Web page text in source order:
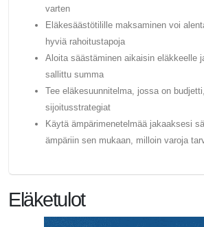
varten
Eläkesäästötilille maksaminen voi
hyviä rahoitustapoja
Aloita säästäminen aikaisin eläkkeelle
sallittu summa
Tee eläkesuunnitelma, jossa on
sijoitusstrategiat
Käytä ämpärimenetelmää jakaaksesi
ämpäriin sen mukaan, milloin varoja
Eläketulot